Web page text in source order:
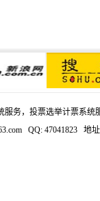
服务，投票选举计票系
QQ: 47041823 地